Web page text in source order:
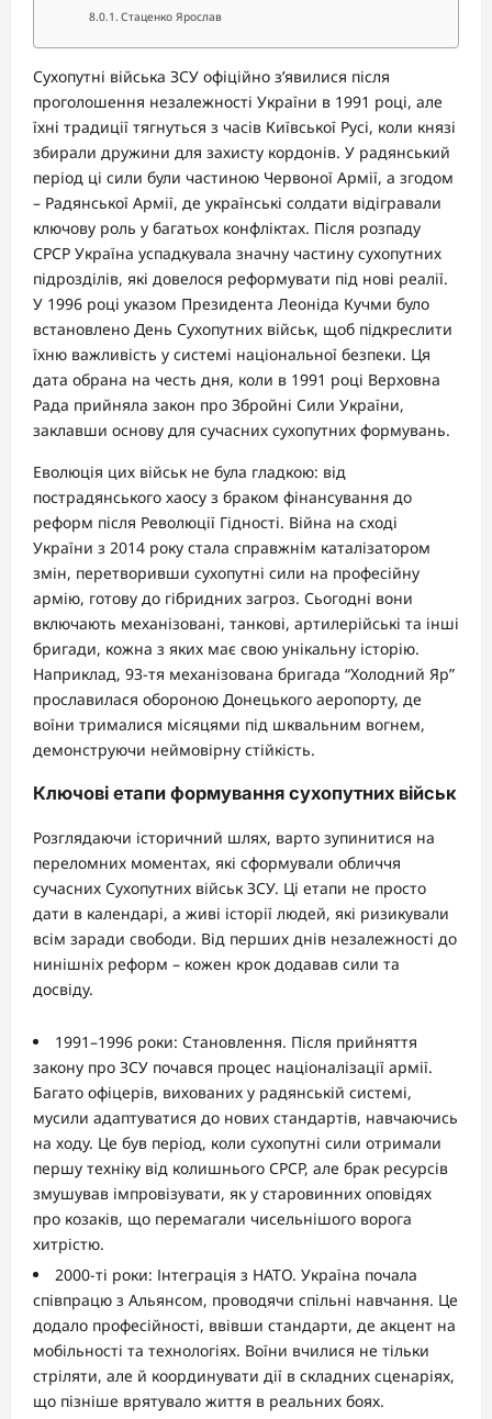
Стаценко Ярослав
Сухопутні війська ЗСУ офіційно з’явилися після
проголошення незалежності України в 1991 році, але
їхні традиції тягнуться з часів Київської Русі, коли князі
збирали дружини для захисту кордонів. У радянський
період ці сили були частиною Червоної Армії, а згодом
– Радянської Армії, де українські солдати відігравали
ключову роль у багатьох конфліктах. Після розпаду
СРСР Україна успадкувала значну частину сухопутних
підрозділів, які довелося реформувати під нові реалії.
У 1996 році указом Президента Леоніда Кучми було
встановлено День Сухопутних військ, щоб підкреслити
їхню важливість у системі національної безпеки. Ця
дата обрана на честь дня, коли в 1991 році Верховна
Рада прийняла закон про Збройні Сили України,
заклавши основу для сучасних сухопутних формувань.
Еволюція цих військ не була гладкою: від
пострадянського хаосу з браком фінансування до
реформ після Революції Гідності. Війна на сході
України з 2014 року стала справжнім каталізатором
змін, перетворивши сухопутні сили на професійну
армію, готову до гібридних загроз. Сьогодні вони
включають механізовані, танкові, артилерійські та інші
бригади, кожна з яких має свою унікальну історію.
Наприклад, 93-тя механізована бригада “Холодний Яр”
прославилася обороною Донецького аеропорту, де
воїни трималися місяцями під шквальним вогнем,
демонструючи неймовірну стійкість.
Ключові етапи формування сухопутних військ
Розглядаючи історичний шлях, варто зупинитися на
переломних моментах, які сформували обличчя
сучасних Сухопутних військ ЗСУ. Ці етапи не просто
дати в календарі, а живі історії людей, які ризикували
всім заради свободи. Від перших днів незалежності до
нинішніх реформ – кожен крок додавав сили та
досвіду.
1991–1996 роки: Становлення. Після прийняття
закону про ЗСУ почався процес націоналізації армії.
Багато офіцерів, вихованих у радянській системі,
мусили адаптуватися до нових стандартів, навчаючись
на ходу. Це був період, коли сухопутні сили отримали
першу техніку від колишнього СРСР, але брак ресурсів
змушував імпровізувати, як у старовинних оповідях
про козаків, що перемагали чисельнішого ворога
хитрістю.
2000-ті роки: Інтеграція з НАТО. Україна почала
співпрацю з Альянсом, проводячи спільні навчання. Це
додало професійності, ввівши стандарти, де акцент на
мобільності та технологіях. Воїни вчилися не тільки
стріляти, але й координувати дії в складних сценаріях,
що пізніше врятувало життя в реальних боях.